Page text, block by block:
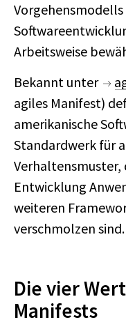
Arbeitsweise
Bekannt unter
agiles Manifest)
amerikanische
Standardwerk für
Verhaltensmuster,
Entwicklung
weiteren
verschmolzen sind.
Die vier
Manifests